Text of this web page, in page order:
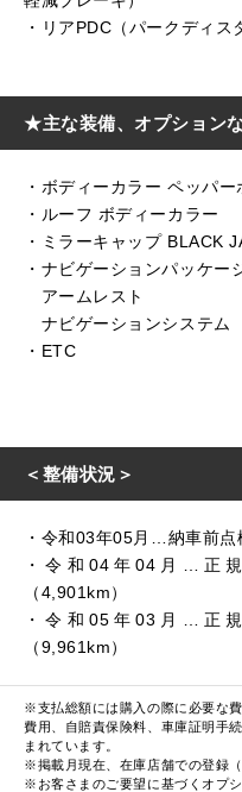
・リアPDC（パークディス
★主な装備、オプション
・ボディーカラー ペッパー
・ルーフ ボディーカラー
・ミラーキャップ BLACK
・ナビゲーションパッケー
アームレスト
ナビゲーションシステム
・ETC
＜整備状況＞
・令和03年05月…納車前点
・令和04年04月…正
（4,901km）
・令和05年03月…正
（9,961km）
※支払総額には購入の際に必要な
費用、自賠責保険料、車庫証明手
まれています。
※掲載月現在、在庫店舗での登録
※お客さまのご要望に基づくオプ